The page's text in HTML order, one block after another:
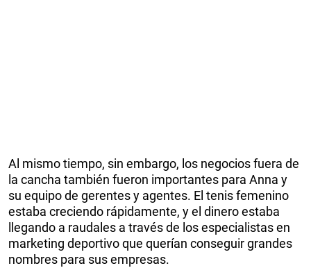
Al mismo tiempo, sin embargo, los negocios fuera de
la cancha también fueron importantes para Anna y
su equipo de gerentes y agentes. El tenis femenino
estaba creciendo rápidamente, y el dinero estaba
llegando a raudales a través de los especialistas en
marketing deportivo que querían conseguir grandes
nombres para sus empresas.